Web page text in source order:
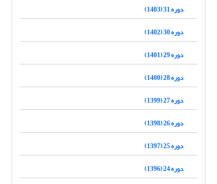
دوره 31 (1403)
دوره 30 (1402)
دوره 29 (1401)
دوره 28 (1400)
دوره 27 (1399)
دوره 26 (1398)
دوره 25 (1397)
دوره 24 (1396)